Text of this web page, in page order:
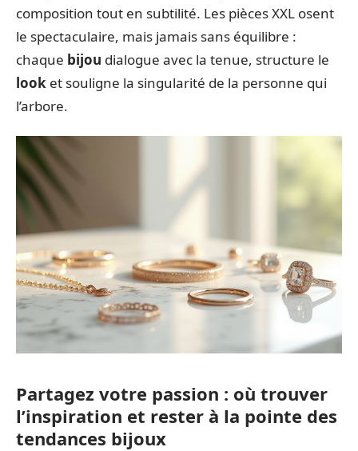
composition tout en subtilité. Les pièces XXL osent
le spectaculaire, mais jamais sans équilibre :
chaque bijou dialogue avec la tenue, structure le
look et souligne la singularité de la personne qui
l’arbore.
Partagez votre passion : où trouver
l’inspiration et rester à la pointe des
tendances bijoux